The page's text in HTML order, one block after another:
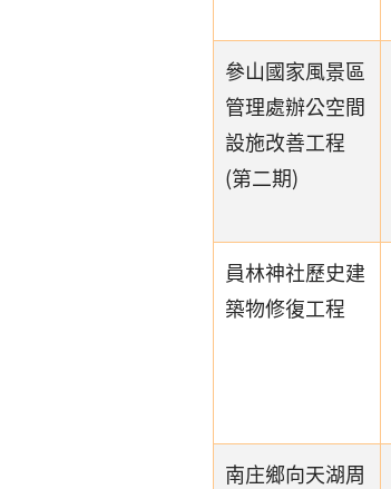
參山國家風景區
管理處辦公空間
設施改善工程
(第二期)
員林神社歷史建
築物修復工程
南庄鄉向天湖周